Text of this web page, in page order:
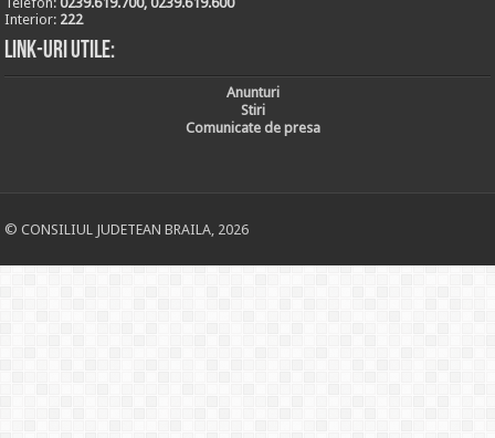
Interior: 222
Link-uri utile:
Anunturi
Stiri
Comunicate de presa
© CONSILIUL JUDETEAN BRAILA, 2026